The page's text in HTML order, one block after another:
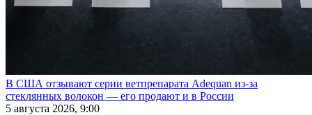
В США отзывают серии ветпрепарата Adequan из-за
стеклянных волокон — его продают и в России
5 августа 2026, 9:00